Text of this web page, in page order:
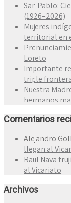
San Pablo:
(1926–2026)
Mujeres
territorial en
Loreto
Importante
triple
Nuestra
hermanos
Comentarios
Alejandro
llegan al
Raul Nava
al Vicariato
Archivos